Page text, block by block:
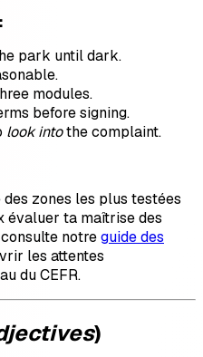
park until dark.
modules.
before signing.
look intothe complaint.
zones les plus testées
évaluer ta maîtrise des
notreguide des
les attentes
du CEFR.
)